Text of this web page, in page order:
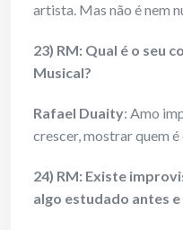
artista. Mas não é nem
23) RM: Qual é o seu
Musical?
Rafael Duaity: Amo
crescer, mostrar quem é
24) RM: Existe
algo estudado antes